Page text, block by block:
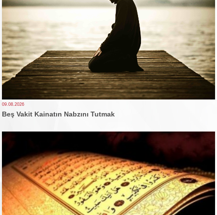
09.08.2026
Beş Vakit Kainatın Nabzını Tutmak